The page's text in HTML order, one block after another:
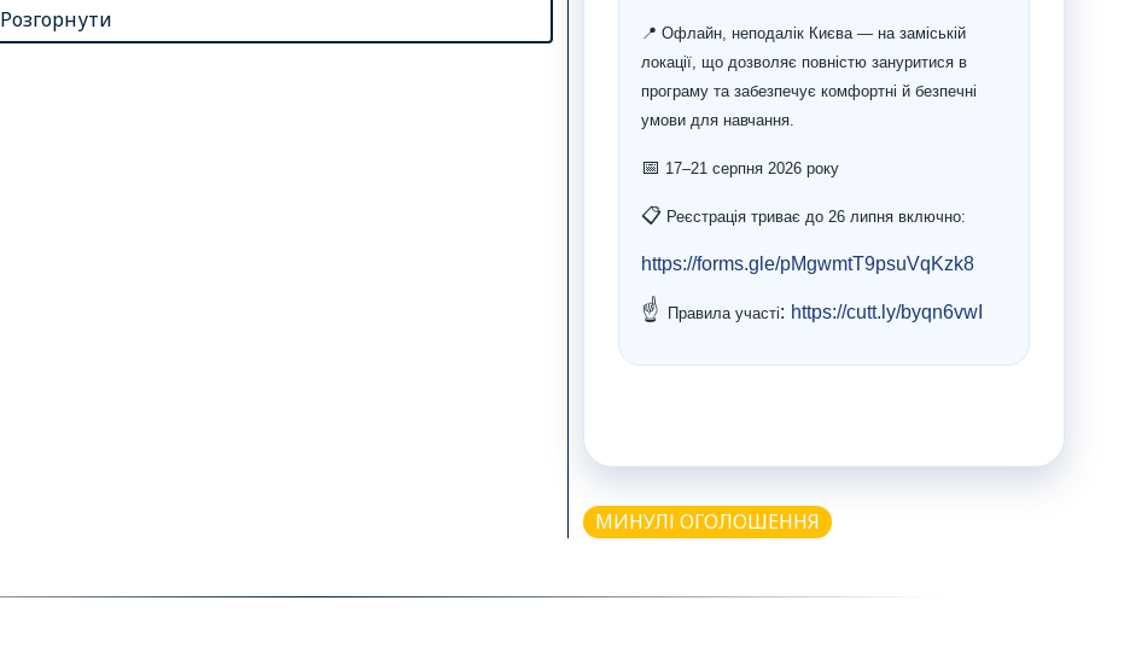
Розгорнути
📍 Офлайн, неподалік Києва — на заміській
локації, що дозволяє повністю зануритися в
програму та забезпечує комфортні й безпечні
умови для навчання.
📅 17–21 серпня 2026 року
📋 Реєстрація триває до 26 липня включно:
https://forms.gle/pMgwmtT9psuVqKzk8
☝️ Правила участі: https://cutt.ly/byqn6vwI
МИНУЛІ ОГОЛОШЕННЯ